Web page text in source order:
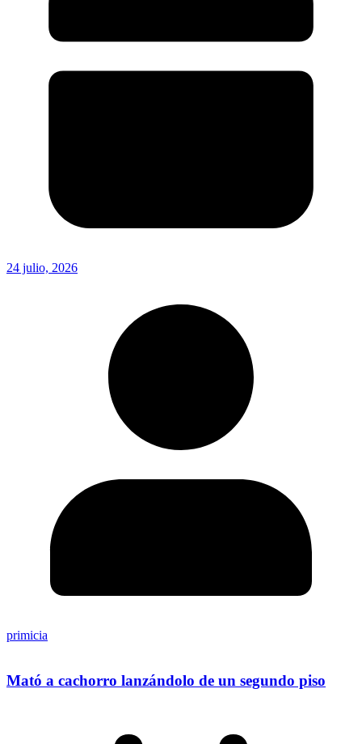
24 julio, 2026
primicia
Mató a cachorro lanzándolo de un segundo piso